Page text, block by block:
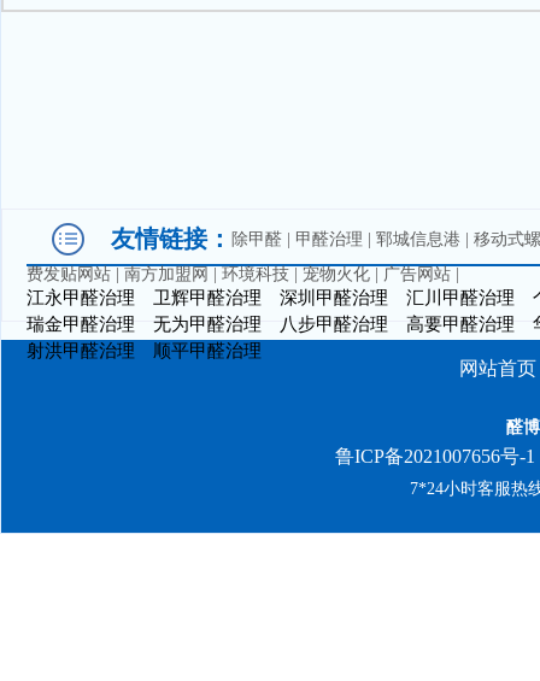
友情链接： 除甲醛 甲醛治理 郓城信息港
移动式
费发贴网站
南方加盟网 环境科技 宠物火化 广告网站
江永甲醛治理 卫辉甲醛治理 深圳甲醛治理 汇川甲醛治理
瑞金甲醛治理
无为甲醛治理 八步甲醛治理 高要甲醛治理
射洪甲醛治理
顺平甲醛治理
网站首页
醛
鲁ICP备2021007656号-1
7*24小时客服热